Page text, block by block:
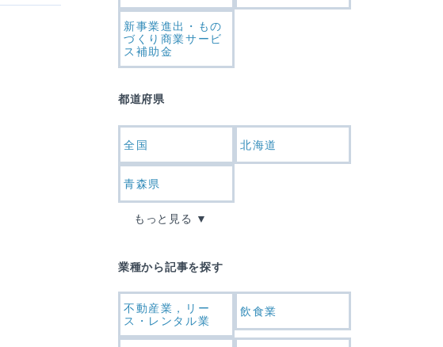
新事業進出・もの
づくり商業サービ
ス補助金
都道府県
全国 北海道
青森県
もっと見る
業種から記事を探す
不動産業，リー
ス・レンタル業
飲食業